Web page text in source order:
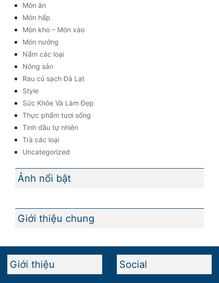
Món ăn
Món hấp
Món kho – Món xào
Món nướng
Nấm các loại
Nông sản
Rau củ sạch Đà Lạt
Style
Sức Khỏe Và Làm Đẹp
Thực phẩm tươi sống
Tinh dầu tự nhiên
Trà các loại
Uncategorized
Ảnh nổi bật
Giới thiệu chung
Giới thiệu Social